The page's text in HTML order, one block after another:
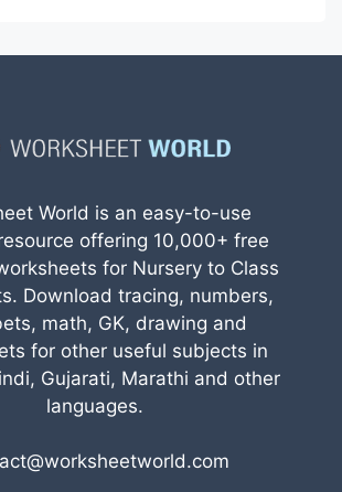
World is an easy-to-use
offering 10,000+ free
for Nursery to Class
Download tracing, numbers,
math, GK, drawing and
for other useful subjects in
Gujarati, Marathi and other
languages.